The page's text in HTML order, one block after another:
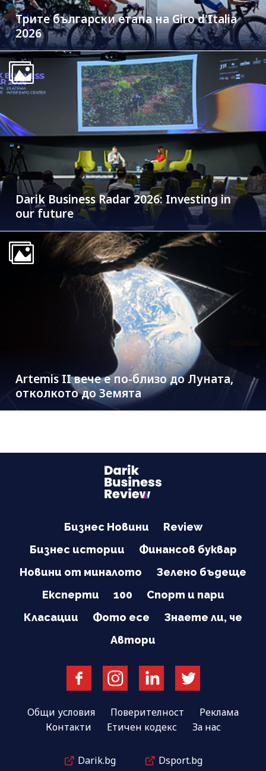
Трите български етапа на Giro d'Italia
2026
Darik Business Radar 2026: Investing in
our future
Artemis II вече е по-близо до Луната,
отколкото до Земята
Бизнес Новини
Review
Бизнес истории
Финансов буквар
Новини от миналото
Зелено бъдеще
Експерти
100
Спорт и пари
Класации
Фото есе
Знаете ли, че
Автори
Общи условия Поверителност
Реклама
Контакти
Етичен кодекс За нас
Darik.bg
Dsport.bg